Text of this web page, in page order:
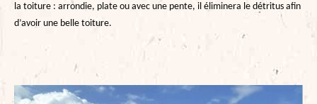
la toiture : arrondie, plate ou avec une pente, il éliminera le détritus afin
d’avoir une belle toiture.